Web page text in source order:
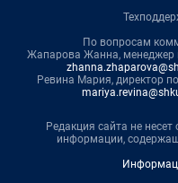
По вопросам
Жапарова Жанна, менеджер
Ревина Мария, директор
Редакция сайта не несет
информации,